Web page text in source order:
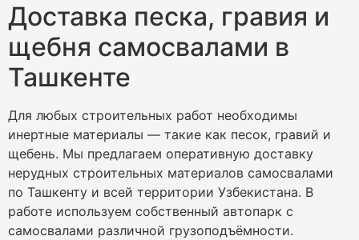
Доставка песка, гравия и
щебня самосвалами в
Ташкенте
Для любых строительных работ необходимы
инертные материалы — такие как песок, гравий и
щебень. Мы предлагаем оперативную доставку
нерудных строительных материалов самосвалами
по Ташкенту и всей территории Узбекистана. В
работе используем собственный автопарк с
самосвалами различной грузоподъёмности.